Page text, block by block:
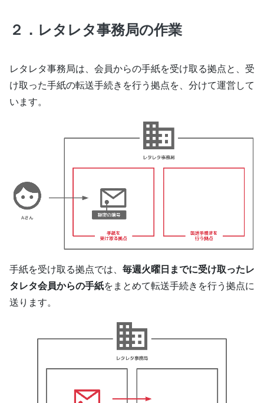
２．レタレタ事務局の作業
レタレタ事務局は、会員からの手紙を受け取る拠点と、受
け取った手紙の転送手続きを行う拠点を、分けて運営して
います。
手紙を受け取る拠点では、 毎週火曜日までに受け取ったレ
タレタ会員からの手紙をまとめて転送手続きを行う拠点に
送ります。